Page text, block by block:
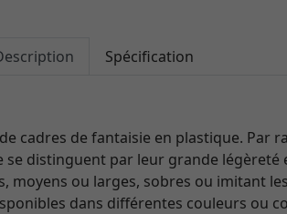
Spécification
cadres de fantaisie en plastique. Par
distinguent par leur grande légèreté
moyens ou larges, sobres ou imitant
dans différentes couleurs ou